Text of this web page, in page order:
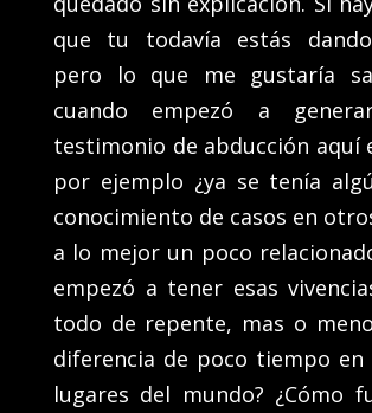
que tu todavía estás
pero lo que me gustaría
cuando empezó a
testimonio de abducción aquí
por ejemplo ¿ya se tenía
conocimiento de casos en
a lo mejor un poco
empezó a tener esas
todo de repente, mas o
diferencia de poco tiempo en
lugares del mundo? ¿Cómo